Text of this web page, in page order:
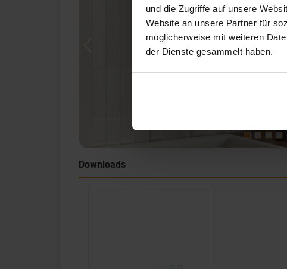
und die Zugriffe auf unsere
Website an unsere Partner für
möglicherweise mit weiteren
der Dienste gesammelt haben.
Downloads